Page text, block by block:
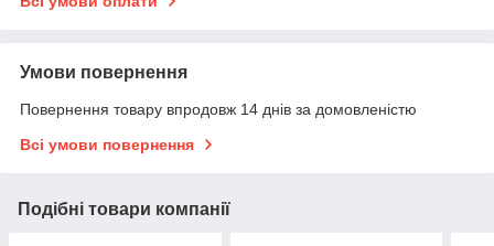
Умови повернення
Повернення товару впродовж 14 днів за домовленістю
Всі умови повернення
Подібні товари компанії